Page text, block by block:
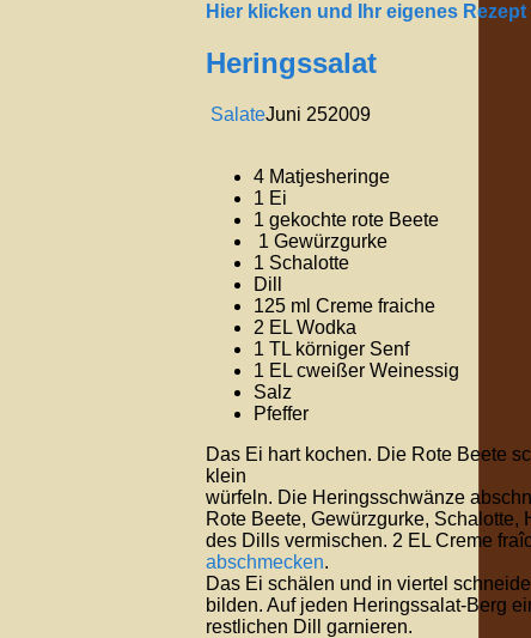
Hier klicken und Ihr eigenes
Heringssalat
SalateJuni 252009
4 Matjesheringe
1 Ei
1 gekochte rote Beete
1 Gewürzgurke
1 Schalotte
Dill
125 ml Creme fraiche
2 EL Wodka
1 TL körniger Senf
1 EL cweißer Weinessig
Salz
Pfeffer
Das Ei hart kochen. Die Rote Beete
klein
würfeln. Die Heringsschwänze
Rote Beete, Gewürzgurke, Schalotte,
des Dills vermischen. 2 EL Creme
abschmecken.
Das Ei schälen und in viertel
bilden. Auf jeden Heringssalat-Berg
restlichen Dill garnieren.